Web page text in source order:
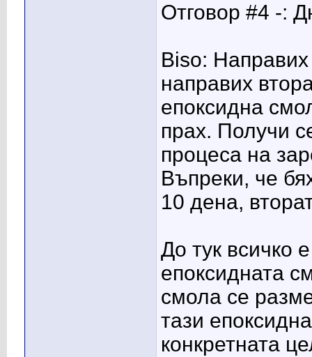
Отговор #4 -:
Biso:
направих
епоксидна
прах. Получи
процеса на
Въпреки, че
10 дена,
До тук всичко
епоксидната
смола се
тази
конкретната